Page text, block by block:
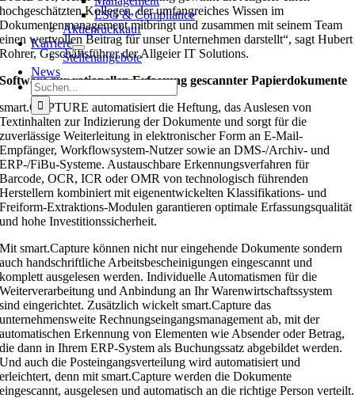
ESG & Compliance
Aktienrückkauf
Karriere
Stellenangebote
News
Suche
nach:
hochgeschätzten Kollegen, der umfangreiches Wissen im
Dokumentenmanagement mitbringt und zusammen mit seinem Team
einen wertvollen Beitrag für unser Unternehmen darstellt“, sagt Hubert
Rohrer, Geschäftsführer der Allgeier IT Solutions.
Software zur rationellen Erfassung gescannter Papierdokumente
smart.CAPTURE automatisiert die Heftung, das Auslesen von
Textinhalten zur Indizierung der Dokumente und sorgt für die
zuverlässige Weiterleitung in elektronischer Form an E-Mail-
Empfänger, Workflowsystem-Nutzer sowie an DMS-/Archiv- und
ERP-/FiBu-Systeme. Austauschbare Erkennungsverfahren für
Barcode, OCR, ICR oder OMR von technologisch führenden
Herstellern kombiniert mit eigenentwickelten Klassifikations- und
Freiform-Extraktions-Modulen garantieren optimale Erfassungsqualität
und hohe Investitionssicherheit.
Mit smart.Capture können nicht nur eingehende Dokumente sondern
auch handschriftliche Arbeitsbescheinigungen eingescannt und
komplett ausgelesen werden. Individuelle Automatismen für die
Weiterverarbeitung und Anbindung an Ihr Warenwirtschaftssystem
sind eingerichtet. Zusätzlich wickelt smart.Capture das
unternehmensweite Rechnungseingangsmanagement ab, mit der
automatischen Erkennung von Elementen wie Absender oder Betrag,
die dann in Ihrem ERP-System als Buchungssatz abgebildet werden.
Und auch die Posteingangsverteilung wird automatisiert und
erleichtert, denn mit smart.Capture werden die Dokumente
eingescannt, ausgelesen und automatisch an die richtige Person verteilt.